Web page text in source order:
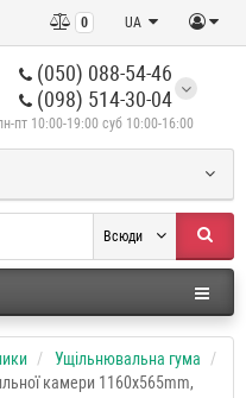
UA
0
(050) 088-54-46
(098) 514-30-04
пт 10:00-19:00 суб 10:00-16:00
Всюди
Ущільнювальна гума
камери 1160x565mm,